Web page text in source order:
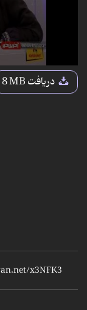
دریافت8 MB